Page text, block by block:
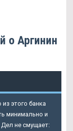
о Аргинин
этого банка
минимально и
не смущает: